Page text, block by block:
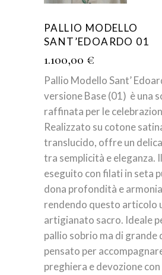
PALLIO MODELLO
SANT’EDOARDO 01
1.100,00 €
Pallio Modello Sant’
versione Base (01) è una
raffinata per le
Realizzato su cotone
translucido, offre un
tra semplicità e eleganza.
eseguito con filati in seta
dona profondità e
rendendo questo articolo
artigianato sacro. Ideale
pallio sobrio ma di grande
pensato per
preghiera e devozione